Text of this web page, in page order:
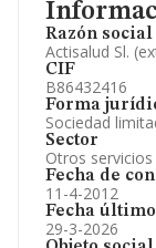
Razón social
Actisalud Sl.
CIF
B86432416
Forma
Sociedad
Sector
Otros servicios
Fecha de
11-4-2012
Fecha
29-3-2026